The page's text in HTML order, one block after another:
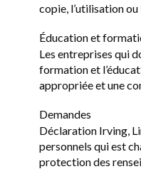
copie, l’utilisation
Éducation et
Les entreprises qui
formation et
appropriée et une
Demandes
Déclaration Irving,
personnels qui est
protection des